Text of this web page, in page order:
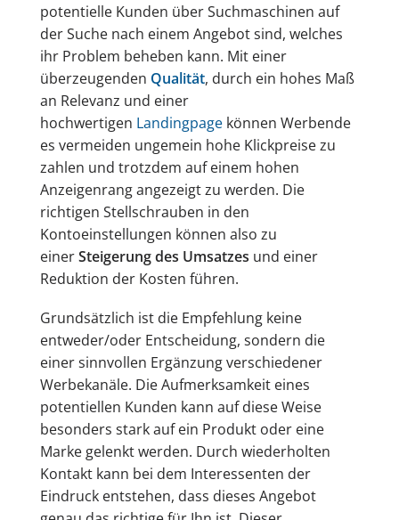
potentielle Kunden über Suchmaschinen auf
der Suche nach einem Angebot sind, welches
ihr Problem beheben kann. Mit einer
überzeugenden Qualität, durch ein hohes Maß
an Relevanz und einer
hochwertigen Landingpagekönnen Werbende
es vermeiden ungemein hohe Klickpreise zu
zahlen und trotzdem auf einem hohen
Anzeigenrang angezeigt zu werden. Die
richtigen Stellschrauben in den
Kontoeinstellungen können also zu
einerSteigerung des Umsatzes und einer
Reduktion der Kosten führen.
Grundsätzlich ist die Empfehlung keine
entweder/oder Entscheidung, sondern die
einer sinnvollen Ergänzung verschiedener
Werbekanäle. Die Aufmerksamkeit eines
potentiellen Kunden kann auf diese Weise
besonders stark auf ein Produkt oder eine
Marke gelenkt werden. Durch wiederholten
Kontakt kann bei dem Interessenten der
Eindruck entstehen, dass dieses Angebot